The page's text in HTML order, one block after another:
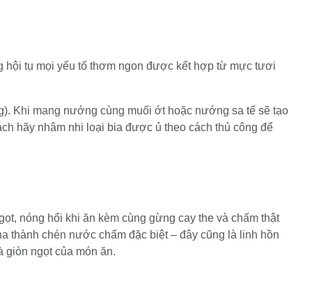
hội tụ mọi yếu tố thơm ngon được kết hợp từ mực tươi
Khi mang nướng cùng muối ớt hoặc nướng sa tế sẽ tạo
hãy nhâm nhi loại bia được ủ theo cách thủ công để
nóng hổi khi ăn kèm cùng gừng cay the và chấm thật
thành chén nước chấm đặc biệt – đây cũng là linh hồn
giòn ngọt của món ăn.